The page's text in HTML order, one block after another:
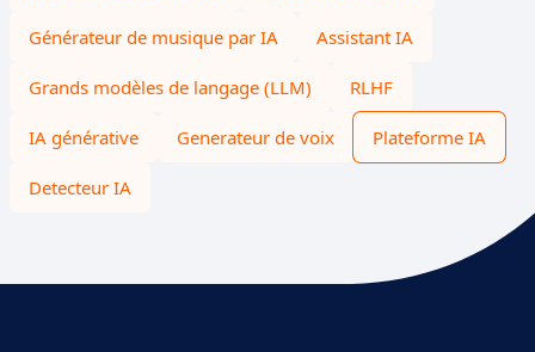
Générateur de musique par IA Assistant IA
Grands modèles de langage (LLM) RLHF
IA générative Generateur de voix Plateforme IA
Detecteur IA